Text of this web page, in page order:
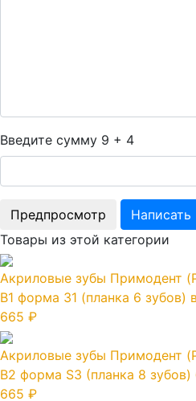
Введите сумму 9 + 4
Товары из этой категории
Акриловые зубы Примодент
B1 форма 31 (планка 6 зубов)
665 ₽
Акриловые зубы Примодент
B2 форма S3 (планка 8
665 ₽